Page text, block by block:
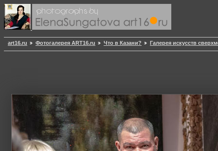
art16.ru Фотогалерея ART16.ru Что в Казани? Галерея искусств